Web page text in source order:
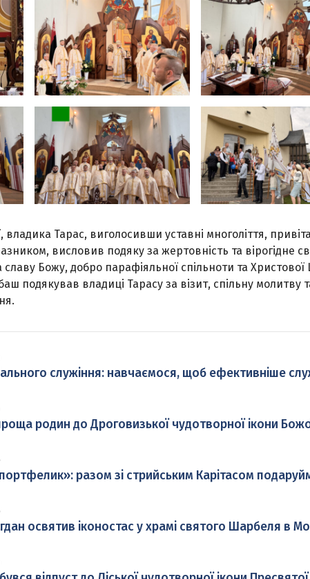
владика Тарас, виголосивши уставні многоліття,
висловив подяку за жертовність та вірогідне
славу Божу, добро парафіяльної спільноти та
подякував владиці Тарасу за візит, спільну молитву
служіння: навчаємося, щоб ефективніше
родин до Дроговизької чудотворної ікони
разом зі стрийським Карітасом
освятив іконостас у храмі святого Шарбеля в